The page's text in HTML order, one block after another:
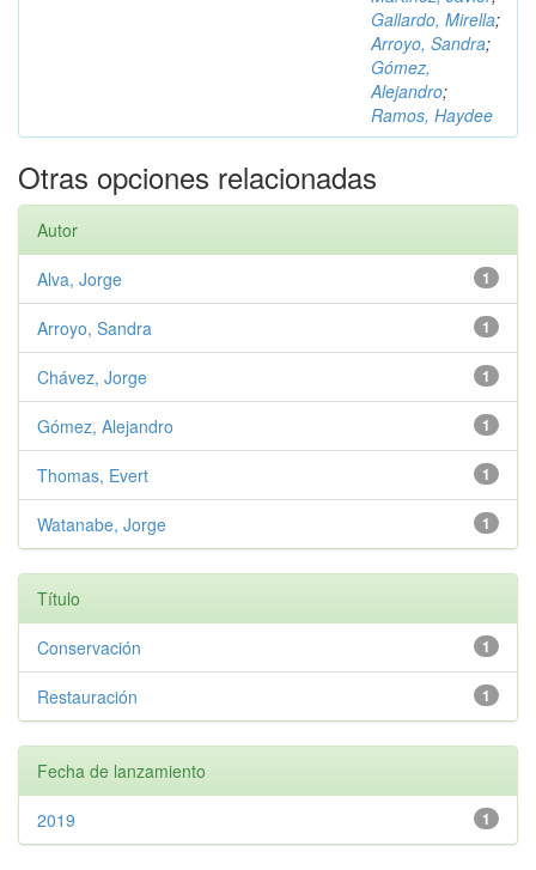
Gallardo, Mirella;
Arroyo, Sandra;
Gómez,
Alejandro;
Ramos, Haydee
Otras opciones relacionadas
Autor
1
Alva, Jorge
1
Arroyo, Sandra
1
Chávez, Jorge
1
Gómez, Alejandro
1
Thomas, Evert
1
Watanabe, Jorge
Título
1
Conservación
1
Restauración
Fecha de lanzamiento
1
2019